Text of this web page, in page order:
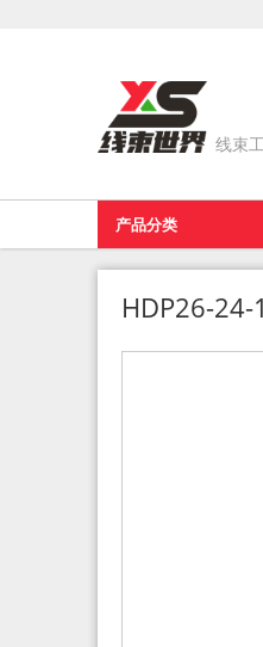
线束
产品分类
当前位置：
HDP26-